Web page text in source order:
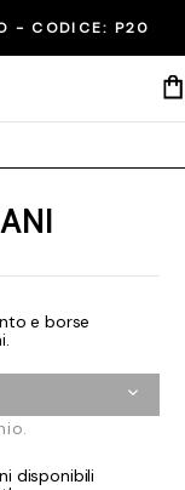
- CODICE: P20
e borse
disponibili